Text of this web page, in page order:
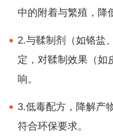
中的附着与繁殖，降
2.与鞣制剂（如铬盐
定，对鞣制效果（如
响。
3.低毒配方，降解产
符合环保要求。